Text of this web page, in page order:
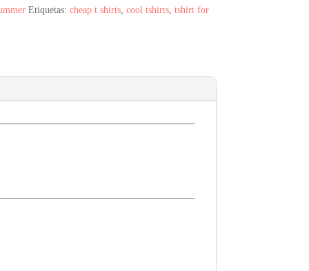
Etiquetas: cheap t shirts, cool tshirts, tshirt for